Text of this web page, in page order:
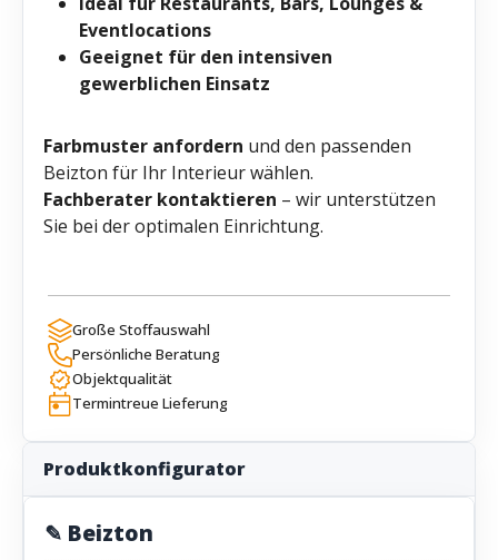
Eventlocations
Geeignet für den intensiven
gewerblichen Einsatz
Farbmuster anfordern und den passenden
Beizton für Ihr Interieur wählen.
Fachberater kontaktieren – wir unterstützen
Sie bei der optimalen Einrichtung.
Große Stoffauswahl
Persönliche Beratung
Objektqualität
Termintreue Lieferung
Produktkonfigurator
✎ Beizton